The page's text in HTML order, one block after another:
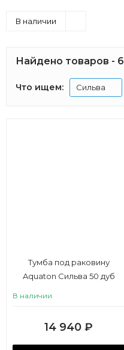
В наличии
Найдено товаров - 6
Что ищем: Сильва
Тумба под раковину
Aquaton Сильва 50 дуб
В наличии
14 940 ₽